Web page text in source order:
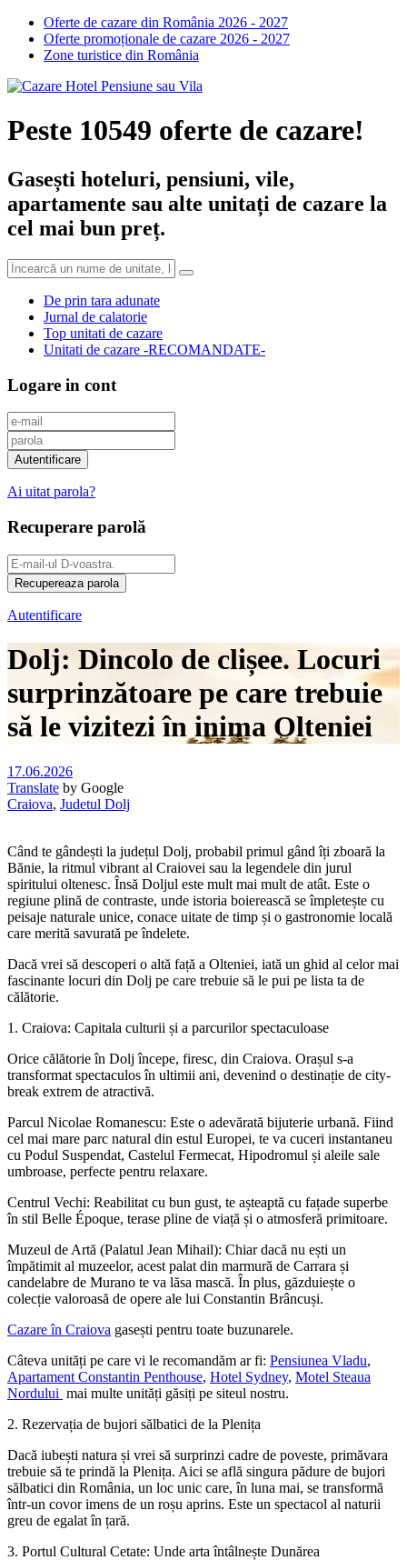
Oferte de cazare din România 2026 - 2027
Oferte promoționale de cazare 2026 - 2027
Zone turistice din România
Peste 10549 oferte de cazare!
Gasești hoteluri, pensiuni, vile,
apartamente sau alte unitați de cazare la
cel mai bun preț.
De prin tara adunate
Jurnal de calatorie
Top unitati de cazare
Unitati de cazare -RECOMANDATE-
Logare in cont
Ai uitat parola?
Recuperare parolă
Autentificare
Dolj: Dincolo de clișee. Locuri
surprinzătoare pe care trebuie
să le vizitezi în inima Olteniei
17.06.2026
Translate by Google
Craiova, Judetul Dolj
Când te gândești la județul Dolj, probabil primul gând îți zboară la
Bănie, la ritmul vibrant al Craiovei sau la legendele din jurul
spiritului oltenesc. Însă Doljul este mult mai mult de atât. Este o
regiune plină de contraste, unde istoria boierească se împletește cu
peisaje naturale unice, conace uitate de timp și o gastronomie locală
care merită savurată pe îndelete.
​Dacă vrei să descoperi o altă față a Olteniei, iată un ghid al celor mai
fascinante locuri din Dolj pe care trebuie să le pui pe lista ta de
călătorie.
​1. Craiova: Capitala culturii și a parcurilor spectaculoase
​Orice călătorie în Dolj începe, firesc, din Craiova. Orașul s-a
transformat spectaculos în ultimii ani, devenind o destinație de city-
break extrem de atractivă.
​Parcul Nicolae Romanescu: Este o adevărată bijuterie urbană. Fiind
cel mai mare parc natural din estul Europei, te va cuceri instantaneu
cu Podul Suspendat, Castelul Fermecat, Hipodromul și aleile sale
umbroase, perfecte pentru relaxare.
​Centrul Vechi: Reabilitat cu bun gust, te așteaptă cu fațade superbe
în stil Belle Époque, terase pline de viață și o atmosferă primitoare.
​Muzeul de Artă (Palatul Jean Mihail): Chiar dacă nu ești un
împătimit al muzeelor, acest palat din marmură de Carrara și
candelabre de Murano te va lăsa mască. În plus, găzduiește o
colecție valoroasă de opere ale lui Constantin Brâncuși.
Cazare în Craiova gasești pentru toate buzunarele.
Câteva unități pe care vi le recomandăm ar fi: Pensiunea Vladu,
Apartament Constantin Penthouse, Hotel Sydney, Motel Steaua
Nordului mai multe unități găsiți pe siteul nostru.
​2. Rezervația de bujori sălbatici de la Plenița
​Dacă iubești natura și vrei să surprinzi cadre de poveste, primăvara
trebuie să te prindă la Plenița. Aici se află singura pădure de bujori
sălbatici din România, un loc unic care, în luna mai, se transformă
într-un covor imens de un roșu aprins. Este un spectacol al naturii
greu de egalat în țară.
​3. Portul Cultural Cetate: Unde arta întâlnește Dunărea